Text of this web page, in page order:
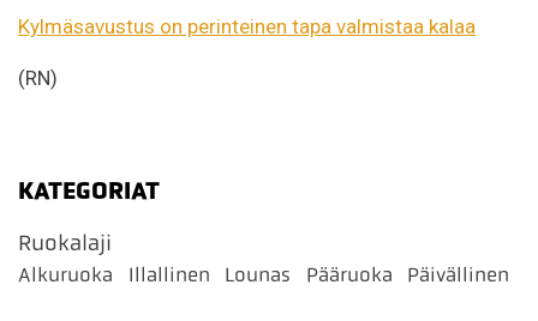
Kylmäsavustus on perinteinen tapa valmistaa kalaa
(RN)
KATEGORIAT
Ruokalaji
Alkuruoka Illallinen Lounas Pääruoka Päivällinen